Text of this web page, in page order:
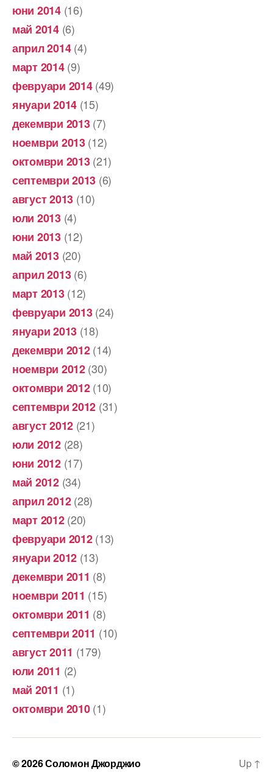
юни 2014(16)
май 2014(6)
април 2014(4)
март 2014(9)
февруари 2014(49)
януари 2014 (15)
декември 2013(7)
ноември 2013(12)
октомври 2013(21)
септември 2013 (6)
август 2013 (10)
юли 2013(4)
юни 2013(12)
май 2013(20)
април 2013(6)
март 2013(12)
февруари 2013(24)
януари 2013 (18)
декември 2012(14)
ноември 2012(30)
октомври 2012(10)
септември 2012 (31)
август 2012 (21)
юли 2012(28)
юни 2012(17)
май 2012(34)
април 2012(28)
март 2012(20)
февруари 2012(13)
януари 2012 (13)
декември 2011 (8)
ноември 2011 (15)
октомври 2011 (8)
септември 2011 (10)
август 2011 (179)
юли 2011 (2)
май 2011 (1)
октомври 2010(1)
© 2026Соломон Джорджио Up ↑